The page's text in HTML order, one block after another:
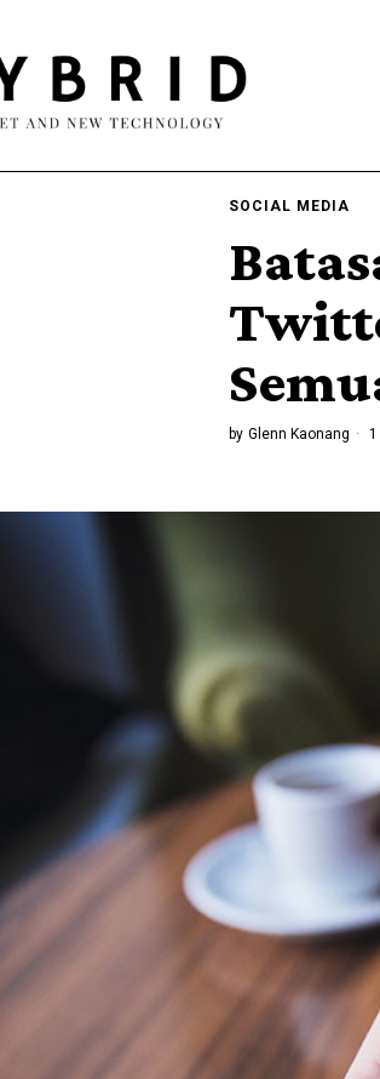
SOCIAL MEDIA
by Glenn Kaonang 1